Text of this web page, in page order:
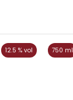
12.5 % vol 750 ml